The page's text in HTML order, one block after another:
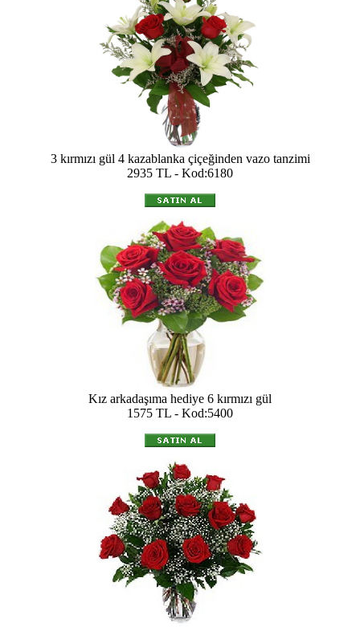
3 kırmızı gül 4 kazablanka çiçeğinden vazo tanzimi
2935 TL - Kod:6180
Kız arkadaşıma hediye 6 kırmızı gül
1575 TL - Kod:5400